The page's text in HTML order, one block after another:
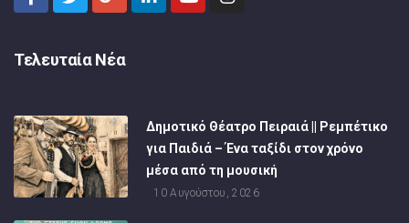
Τελευταία Νέα
Δημοτικό Θέατρο Πειραιά || Ρεμπέτικο
για Παιδιά – Ένα ταξίδι στον χρόνο
μέσα από τη μουσική
10 Αυγούστου, 2026